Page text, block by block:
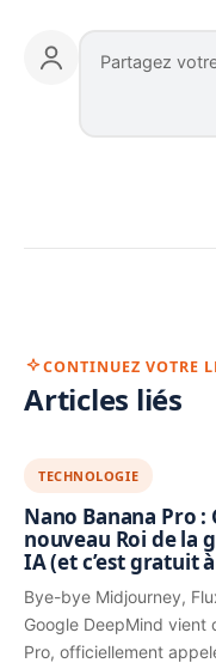
CONTINUEZ VOTRE
Articles liés
TECHNOLOGIE
Nano Banana Pro
nouveau Roi de la
IA (et c’est gratuit
Bye-bye Midjourney,
Google DeepMind vient
Pro, officiellement